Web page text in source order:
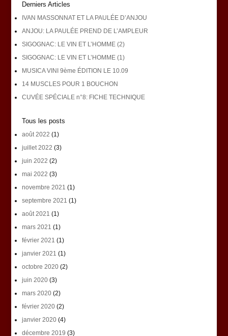
Derniers Articles
IVAN MASSONNAT ET LA PAULÉE D’ANJOU
ANJOU: LA PAULÉE PREND DE L’AMPLEUR
SIGOGNAC: LE VIN ET L’HOMME (2)
SIGOGNAC: LE VIN ET L’HOMME (1)
MUSICA VINI 9ème ÉDITION LE 10.09
14 MUSCLES POUR 1 BOUCHON
CUVÉE SPÉCIALE n°8: FICHE TECHNIQUE
Tous les posts
août 2022 (1)
juillet 2022 (3)
juin 2022 (2)
mai 2022 (3)
novembre 2021 (1)
septembre 2021 (1)
août 2021 (1)
mars 2021 (1)
février 2021 (1)
janvier 2021 (1)
octobre 2020(2)
juin 2020(3)
mars 2020(2)
février 2020(2)
janvier 2020(4)
décembre 2019 (3)